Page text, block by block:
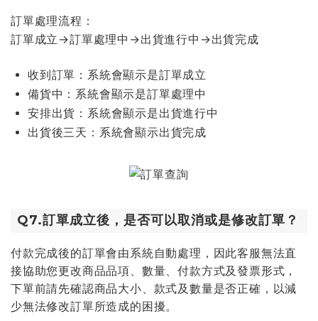
訂單處理流程：
訂單成立→訂單處理中→出貨進行中→出貨完成
收到訂單：系統會顯示是訂單成立
備貨中：系統會顯示是訂單處理中
安排出貨：系統會顯示是出貨進行中
出貨後三天：系統會顯示出貨完成
Q7.訂單成立後，是否可以取消或是修改訂單？
付款完成後的訂單會由系統自動處理，因此客服無法直
接協助您更改商品品項、數量、付款方式及發票形式，
下單前請先確認商品大小、款式及數量是否正確，以減
少無法修改訂單所造成的困擾。